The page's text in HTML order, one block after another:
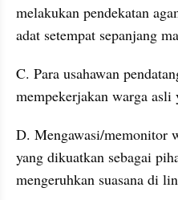
melakukan pendekatan
adat setempat sepanjang
C. Para usahawan
mempekerjakan warga asli
D. Mengawasi/memonitor
yang dikuatkan sebagai
mengeruhkan suasana di